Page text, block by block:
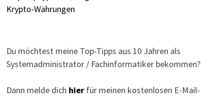
Krypto-Währungen
Du möchtest meine Top-Tipps aus 10 Jahren als
Systemadministrator / Fachinformatiker bekommen?
Dann melde dich hierfür meinen kostenlosen E-Mail-